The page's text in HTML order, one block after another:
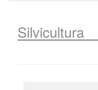
Silvicultura